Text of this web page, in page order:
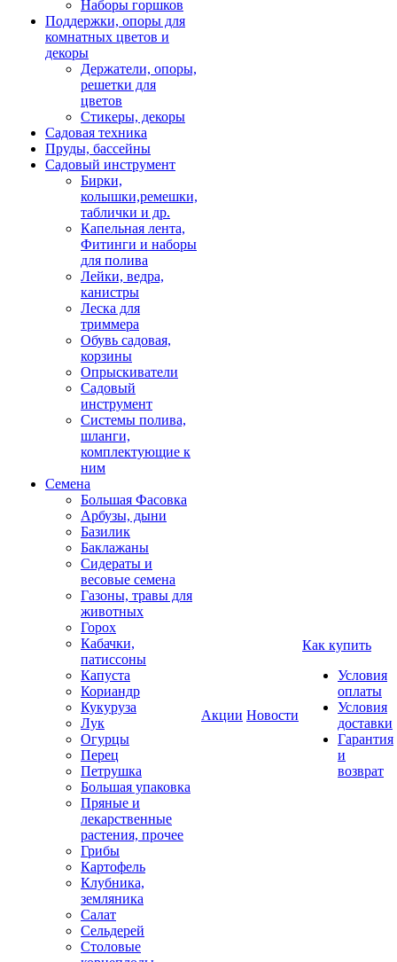
Наборы горшков
Поддержки, опоры для
комнатных цветов и
декоры
Держатели, опоры,
решетки для
цветов
Стикеры, декоры
Садовая техника
Пруды, бассейны
Садовый инструмент
Бирки,
колышки,ремешки,
таблички и др.
Капельная лента,
Фитинги и наборы
для полива
Лейки, ведра,
канистры
Леска для
триммера
Обувь садовая,
корзины
Опрыскиватели
Садовый
инструмент
Системы полива,
шланги,
комплектующие к
ним
Семена
Большая Фасовка
Арбузы, дыни
Базилик
Баклажаны
Сидераты и
весовые семена
Газоны, травы для
животных
Горох
Кабачки,
патиссоны
Капуста
Кориандр
Кукуруза
Лук
Огурцы
Перец
Петрушка
Большая упаковка
Пряные и
лекарственные
растения, прочее
Грибы
Картофель
Клубника,
земляника
Салат
Сельдерей
Столовые
Акции Новости
Как купить
Условия
оплаты
Условия
доставки
Гарантия
и
возврат